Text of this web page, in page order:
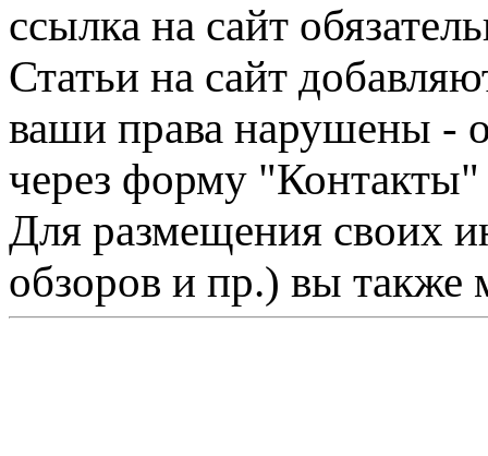
ссылка на сайт
Статьи на сайт
ваши права нарушены -
через форму "Контакты"
Для размещения своих
обзоров и пр.) вы также